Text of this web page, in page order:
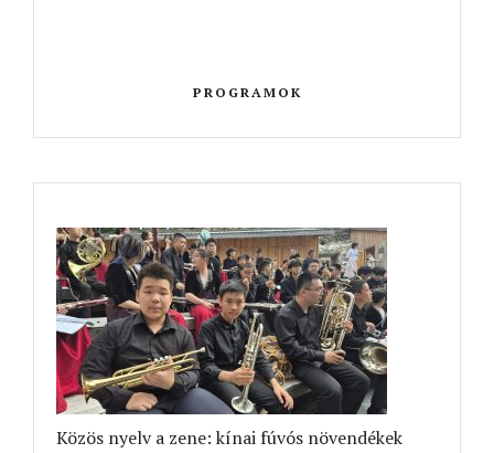
PROGRAMOK
Közös nyelv a zene: kínai fúvós növendékek